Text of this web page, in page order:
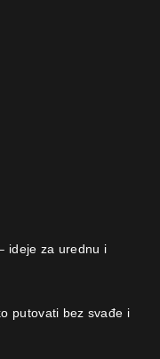
ideje za urednu i
putovati bez svađe i